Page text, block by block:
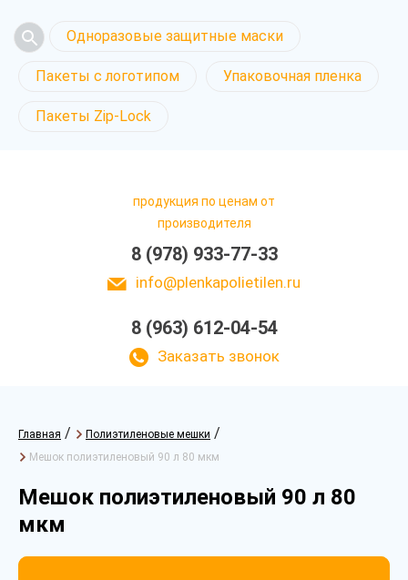
Одноразовые защитные маски
Пакеты с логотипом Упаковочная пленка
Пакеты Zip-Lock
продукция по ценам от
производителя
8 (978) 933-77-33
info@plenkapolietilen.ru
8 (963) 612-04-54
Заказать звонок
Главная / Полиэтиленовые мешки /
Мешок полиэтиленовый 90 л 80 мкм
Мешок полиэтиленовый 90 л 80
мкм